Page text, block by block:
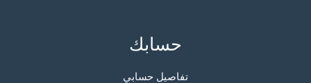
حسابك
تفاصيل حسابي